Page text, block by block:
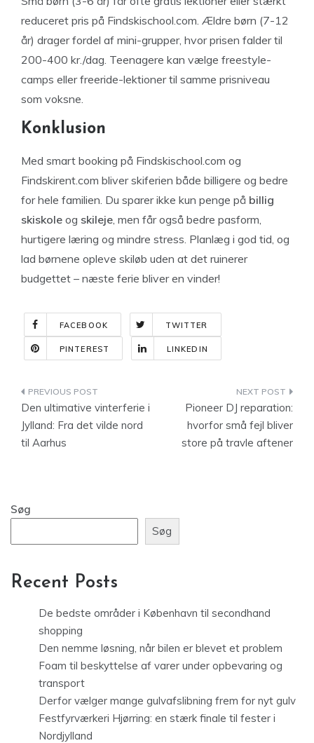
reduceret pris på Findskischool.com. Ældre børn (7-12
år) drager fordel af mini-grupper, hvor prisen falder til
200-400 kr./dag. Teenagere kan vælge freestyle-
camps eller freeride-lektioner til samme prisniveau
som voksne.
Konklusion
Med smart booking på Findskischool.com og
Findskirent.com bliver skiferien både billigere og bedre
for hele familien. Du sparer ikke kun penge på billig
skiskole og skileje , men får også bedre pasform,
hurtigere læring og mindre stress. Planlæg i god tid, og
lad børnene opleve skiløb uden at det ruinerer
budgettet – næste ferie bliver en vinder!
FACEBOOK TWITTER
PINTEREST LINKEDIN
Indlægsnavigation
Den ultimative vinterferie i
Jylland: Fra det vilde nord
til Aarhus
Pioneer DJ reparation:
hvorfor små fejl bliver
store på travle aftener
Søg
Søg
Recent Posts
De bedste områder i København til secondhand
shopping
Den nemme løsning, når bilen er blevet et problem
Foam til beskyttelse af varer under opbevaring og
transport
Derfor vælger mange gulvafslibning frem for nyt gulv
Festfyrværkeri Hjørring: en stærk finale til fester i
Nordjylland